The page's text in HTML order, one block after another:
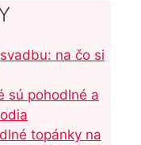
na čo si
sú pohodlné a
topánky na